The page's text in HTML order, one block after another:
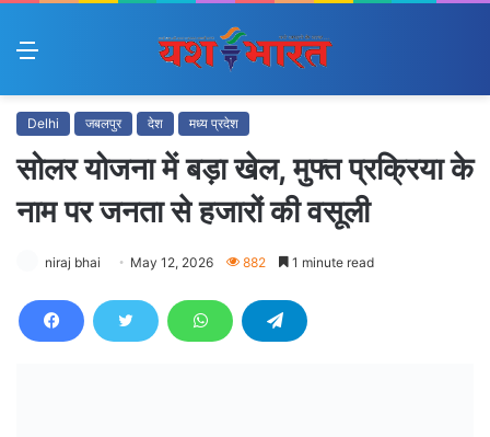
Menu
Delhi जबलपुर देश मध्य प्रदेश
सोलर योजना में बड़ा खेल, मुफ्त प्रक्रिया के
नाम पर जनता से हजारों की वसूली
niraj bhai May 12, 2026 882 1 minute read